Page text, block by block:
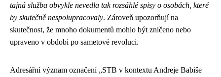
tajná služba obvykle nevedla tak rozsáhlé spisy o osobách, které
by skutečně nespolupracovaly. Zároveň upozorňují na
skutečnost, že mnoho dokumentů mohlo být zničeno nebo
upraveno v období po sametové revoluci.
Adresářní význam označení „STB v kontextu Andreje Babiše